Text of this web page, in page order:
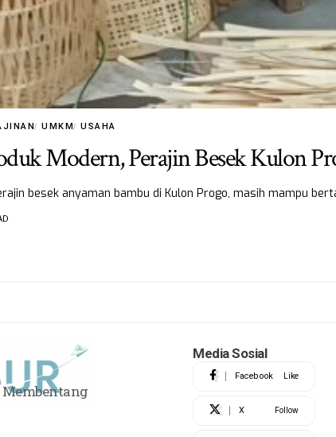
UMKM USAHA
Modern, Perajin Besek Kulon
besek anyaman bambu di Kulon Progo, masih mampu
Media Sosial
Facebook Like
X Follow